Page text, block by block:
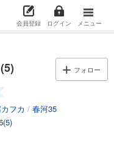
会員登録 ログイン メニュー
フォロー
フカ / 春河35
(5)